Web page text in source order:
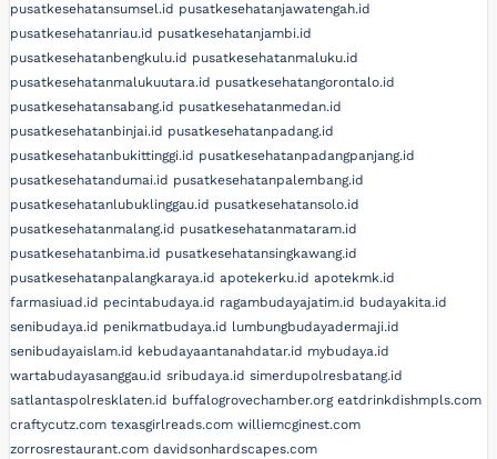
pusatkesehatansumsel.id pusatkesehatanjawatengah.id
pusatkesehatanriau.id pusatkesehatanjambi.id
pusatkesehatanbengkulu.id pusatkesehatanmaluku.id
pusatkesehatanmalukuutara.id pusatkesehatangorontalo.id
pusatkesehatansabang.id pusatkesehatanmedan.id
pusatkesehatanbinjai.id pusatkesehatanpadang.id
pusatkesehatanbukittinggi.id pusatkesehatanpadangpanjang.id
pusatkesehatandumai.id pusatkesehatanpalembang.id
pusatkesehatanlubuklinggau.id pusatkesehatansolo.id
pusatkesehatanmalang.id pusatkesehatanmataram.id
pusatkesehatanbima.id pusatkesehatansingkawang.id
pusatkesehatanpalangkaraya.id apotekerku.id apotekmk.id
farmasiuad.id pecintabudaya.id ragambudayajatim.id budayakita.id
senibudaya.id penikmatbudaya.id lumbungbudayadermaji.id
senibudayaislam.id kebudayaantanahdatar.id mybudaya.id
wartabudayasanggau.id sribudaya.id simerdupolresbatang.id
satlantaspolresklaten.id buffalogrovechamber.org eatdrinkdishmpls.com
craftycutz.com texasgirlreads.com williemcginest.com
zorrosrestaurant.com davidsonhardscapes.com